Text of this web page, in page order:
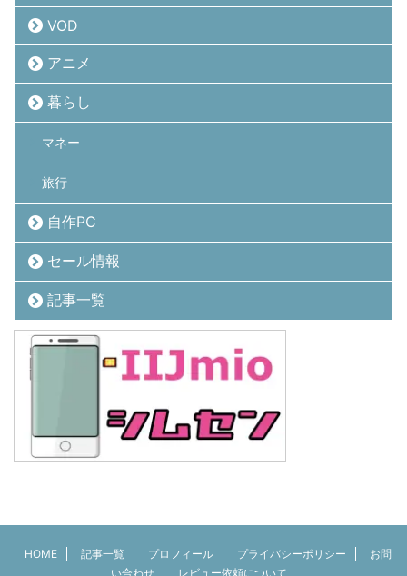
VOD
アニメ
暮らし
マネー
旅行
自作PC
セール情報
記事一覧
HOME 記事一覧 プロフィール プライバシーポリシー
お問
い合わせ
レビュー依頼について